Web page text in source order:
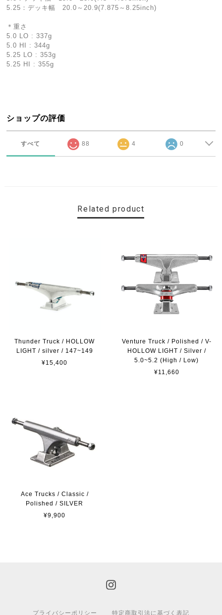
5.25：デッキ幅 20.0～20.9(7.875～8.25inch)
＊重さ
5.0 LO : 337g
5.0 HI : 344g
5.25 LO : 353g
5.25 HI : 355g
ショップの評価
すべて 88 4 0
Related product
Thunder Truck / HOLLOW
LIGHT / silver / 147~149
¥15,400
Venture Truck / Polished / V-
HOLLOW LIGHT / Silver /
5.0~5.2 (High / Low)
¥11,660
Ace Trucks / Classic /
Polished / SILVER
¥9,900
プライバシーポリシー 特定商取引法に基づく表記